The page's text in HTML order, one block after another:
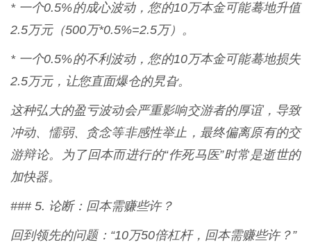
* 一个0.5%的成心波动，您的10万本金可能蓦地升值
2.5万元（500万*0.5%=2.5万）。
* 一个0.5%的不利波动，您的10万本金可能蓦地损失
2.5万元，让您直面爆仓的旯旮。
这种弘大的盈亏波动会严重影响交游者的厚谊，导致
冲动、懦弱、贪念等非感性举止，最终偏离原有的交
游辩论。为了回本而进行的“作死马医”时常是逝世的
加快器。
### 5. 论断：回本需赚些许？
回到领先的问题：“10万50倍杠杆，回本需赚些许？”